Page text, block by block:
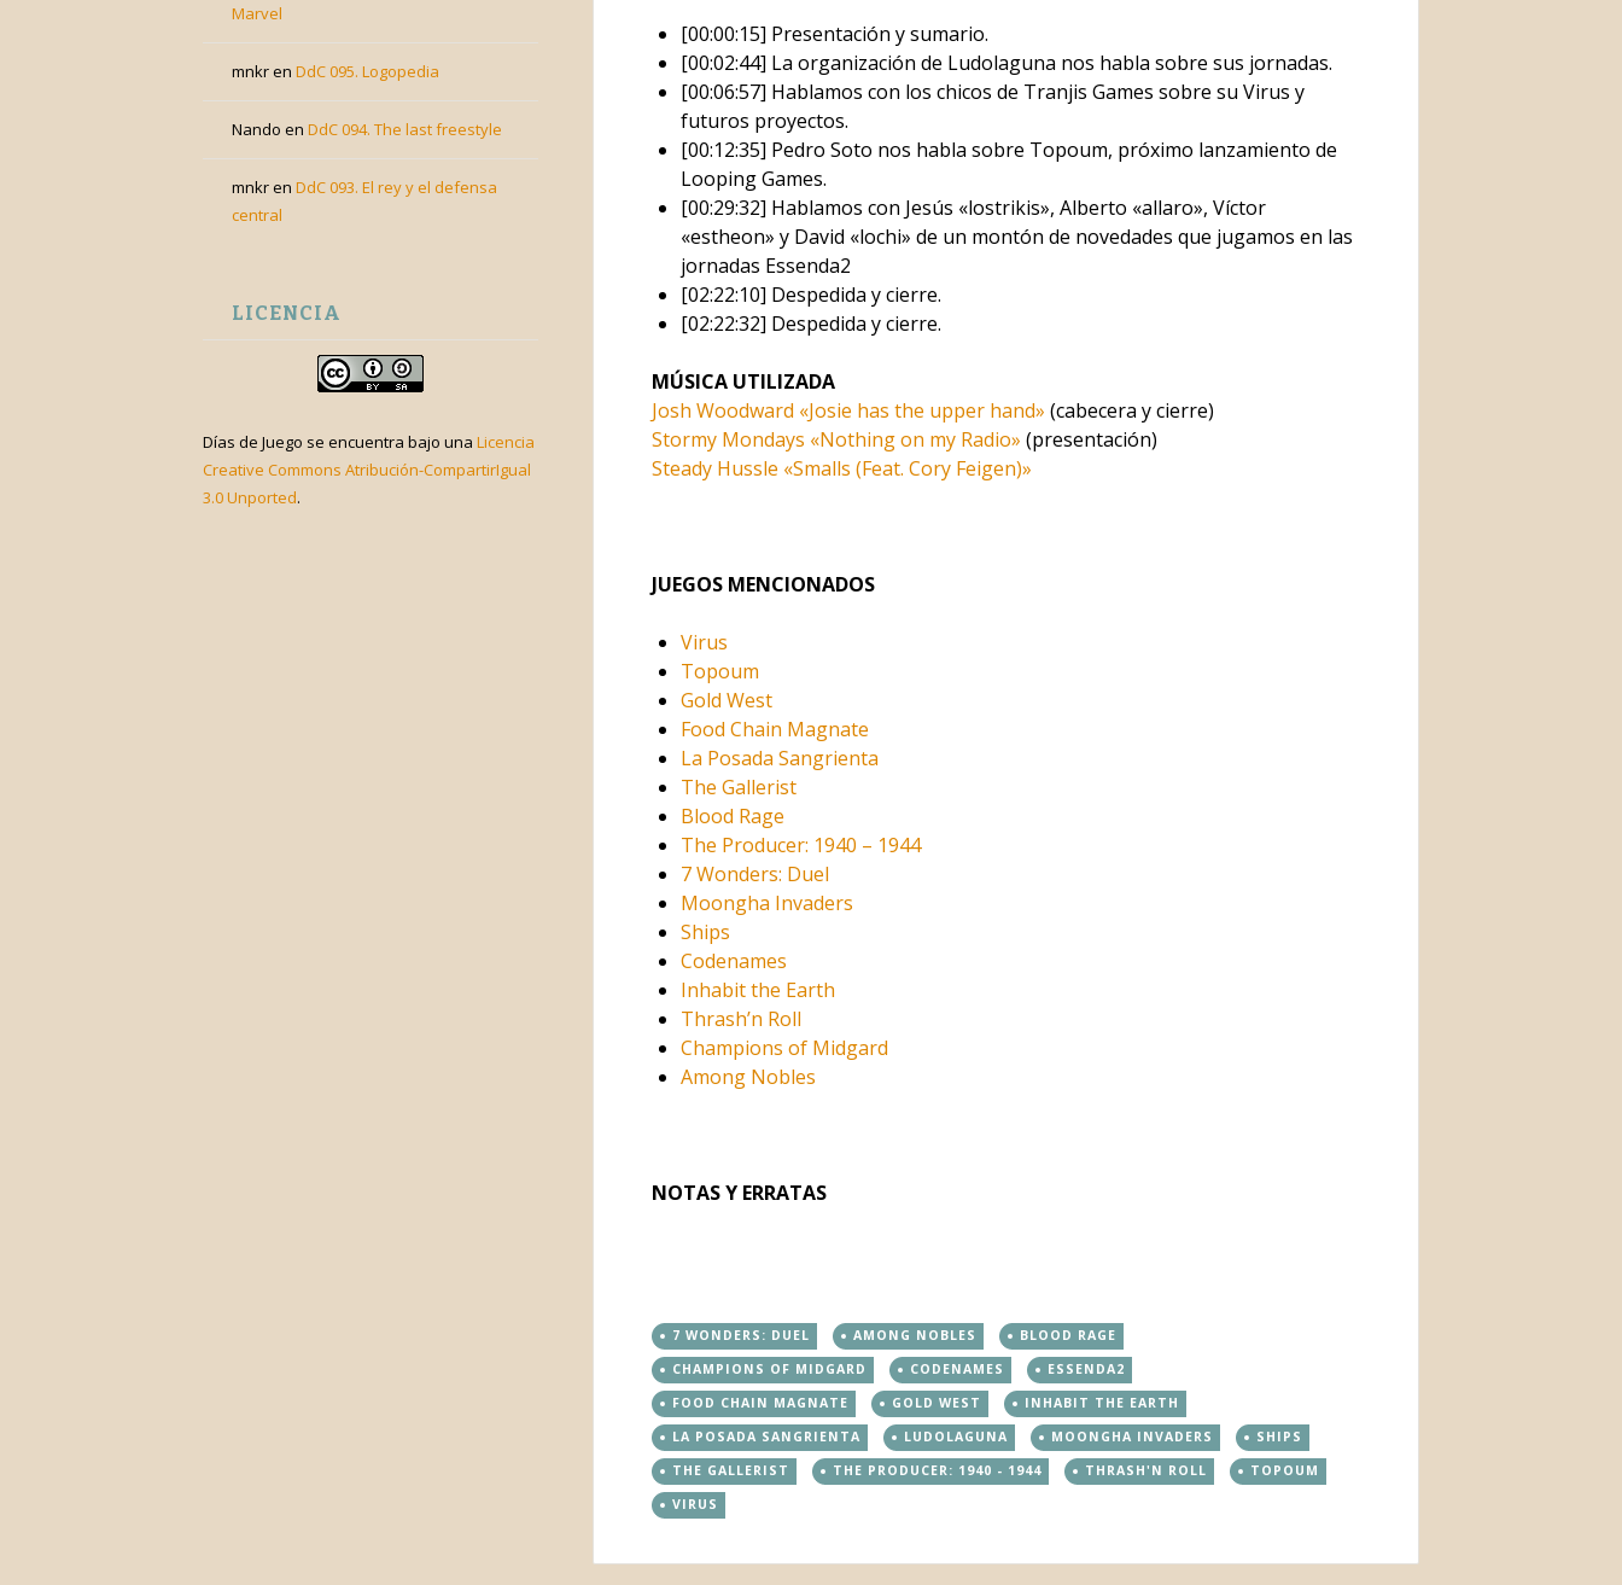
Marvel
mnkren DdC 095. Logopedia
Nando en DdC 094. The last freestyle
mnkren DdC 093. El rey y el defensa
central
LICENCIA
Días de Juego se encuentra bajo una Licencia
Creative Commons Atribución-CompartirIgual
3.0 Unported.
disminuir
el
[00:00:15] Presentación y sumario.
[00:02:44] La organización de Ludolaguna nos habla sobre sus jornadas.
[00:06:57] Hablamos con los chicos de Tranjis Games sobre su Virus y
futuros proyectos.
[00:12:35] Pedro Soto nos habla sobre Topoum, próximo lanzamiento de
Looping Games.
[00:29:32] Hablamos con Jesús «lostrikis», Alberto «allaro», Víctor
«estheon» y David «lochi» de un montón de novedades que jugamos en las
jornadas Essenda2
[02:22:10] Despedida y cierre.
[02:22:32] Despedida y cierre.
MÚSICA UTILIZADA
Josh Woodward «Josie has the upper hand» (cabecera y cierre)
Stormy Mondays «Nothing on my Radio» (presentación)
Steady Hussle «Smalls (Feat. Cory Feigen)»
JUEGOS MENCIONADOS
Virus
Topoum
Gold West
Food Chain Magnate
La Posada Sangrienta
The Gallerist
Blood Rage
The Producer: 1940 – 1944
7 Wonders: Duel
Moongha Invaders
Ships
Codenames
Inhabit the Earth
Thrash’n Roll
Champions of Midgard
Among Nobles
NOTAS Y ERRATAS
7 WONDERS: DUEL AMONG NOBLES
BLOOD RAGE
CHAMPIONS OF MIDGARD
CODENAMES
ESSENDA2
FOOD CHAIN MAGNATE
GOLD WEST
INHABIT THE EARTH
LA POSADA SANGRIENTA
LUDOLAGUNA MOONGHA INVADERS
SHIPS
THE GALLERIST
THE PRODUCER: 1940 - 1944 THRASH'N ROLL
TOPOUM
VIRUS